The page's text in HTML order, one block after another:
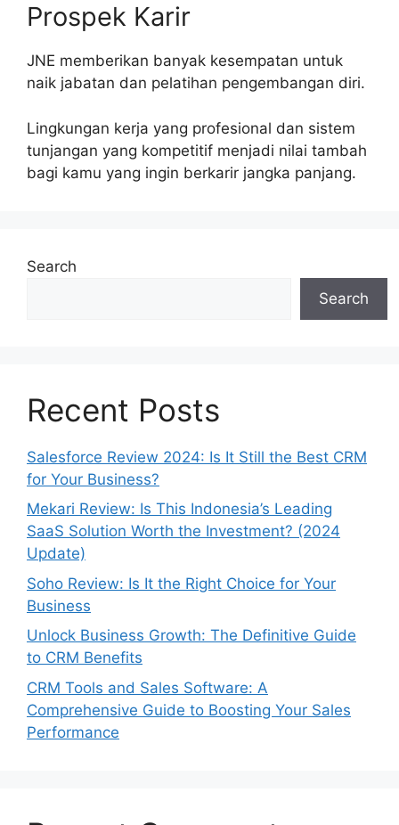
Prospek Karir
JNE memberikan banyak kesempatan untuk
naik jabatan dan pelatihan pengembangan diri.
Lingkungan kerja yang profesional dan sistem
tunjangan yang kompetitif menjadi nilai tambah
bagi kamu yang ingin berkarir jangka panjang.
Search
Search
Recent Posts
Salesforce Review 2024: Is It Still the Best CRM
for Your Business?
Mekari Review: Is This Indonesia’s Leading
SaaS Solution Worth the Investment? (2024
Update)
Soho Review: Is It the Right Choice for Your
Business
Unlock Business Growth: The Definitive Guide
to CRM Benefits
CRM Tools and Sales Software: A
Comprehensive Guide to Boosting Your Sales
Performance